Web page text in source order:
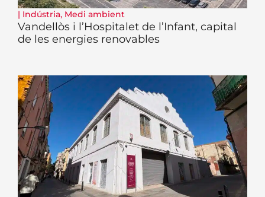
| Indústria, Medi ambient
Vandellòs i l’Hospitalet de l’Infant, capital
de les energies renovables